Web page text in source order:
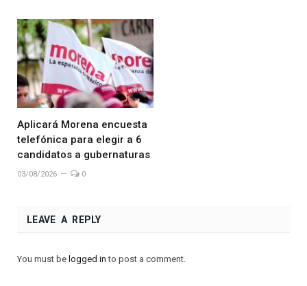
Aplicará Morena encuesta
telefónica para elegir a 6
candidatos a gubernaturas
03/08/2026 0
LEAVE A REPLY
You must be logged in to post a comment.